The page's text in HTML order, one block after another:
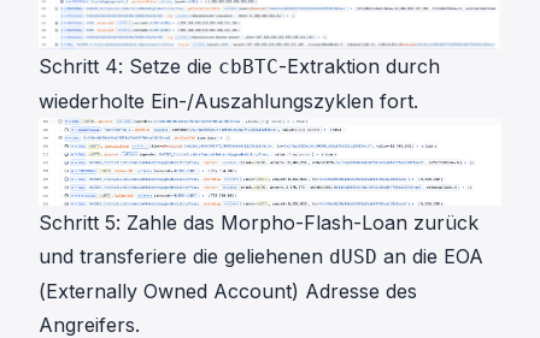
Schritt 4: Setze die cbBTC-Extraktion durch
wiederholte Ein-/Auszahlungszyklen fort.
Schritt 5: Zahle das Morpho-Flash-Loan zurück
und transferiere die geliehenen dUSD an die EOA
(Externally Owned Account) Adresse des
Angreifers.